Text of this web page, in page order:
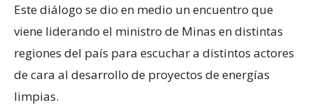
Este diálogo se dio en medio un encuentro que
viene liderando el ministro de Minas en distintas
regiones del país para escuchar a distintos actores
de cara al desarrollo de proyectos de energías
limpias.